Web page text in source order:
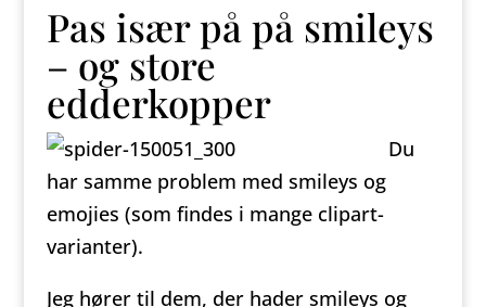
Pas især på på smileys
– og store
edderkopper
Du
har samme problem med smileys og
emojies (som findes i mange clipart-
varianter).
Jeg hører til dem, der hader smileys og